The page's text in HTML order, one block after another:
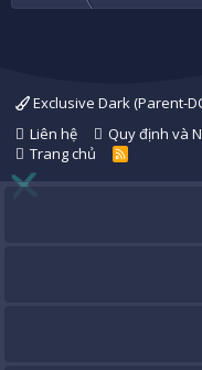
Exclusive Dark (Parent-
Liên hệ
Quy định và
Trang chủ
R
S